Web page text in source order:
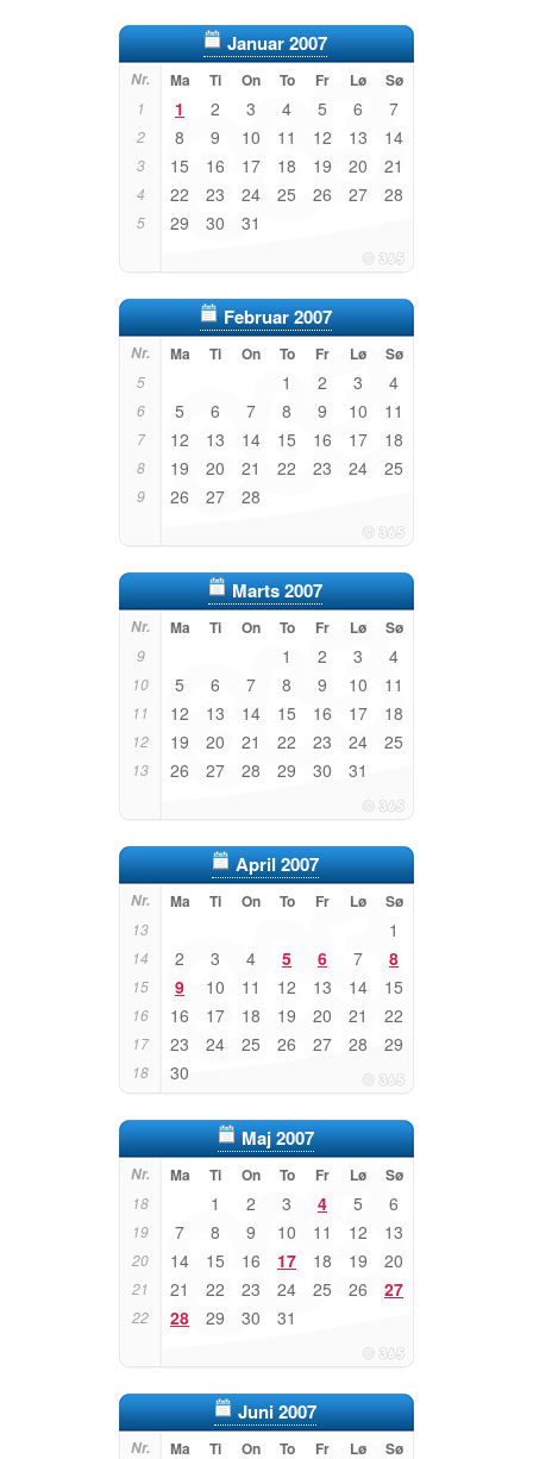
Januar 2007
Nr. Ma Ti On To Fr Lø Sø
1 1 2 3 4 5 6 7
2 8 9 10 11 12 13 14
3 15 16 17 18 19 20 21
4 22 23 24 25 26 27 28
5 29 30 31
Februar 2007
Nr. Ma Ti On To Fr Lø Sø
5 1 2 3 4
6 5 6 7 8 9 10 11
7 12 13 14 15 16 17 18
8 19 20 21 22 23 24 25
9 26 27 28
Marts 2007
Nr. Ma Ti On To Fr Lø Sø
9 1 2 3 4
10 5 6 7 8 9 10 11
11 12 13 14 15 16 17 18
12 19 20 21 22 23 24 25
13 26 27 28 29 30 31
April 2007
Nr. Ma Ti On To Fr Lø Sø
13 1
14 2 3 4 5 6 7 8
15 9 10 11 12 13 14 15
16 16 17 18 19 20 21 22
17 23 24 25 26 27 28 29
18 30
Maj 2007
Nr. Ma Ti On To Fr Lø Sø
18 1 2 3 4 5 6
19 7 8 9 10 11 12 13
20 14 15 16 17 18 19 20
21 21 22 23 24 25 26 27
22 28 29 30 31
Juni 2007
Nr. Ma Ti On To Fr Lø Sø